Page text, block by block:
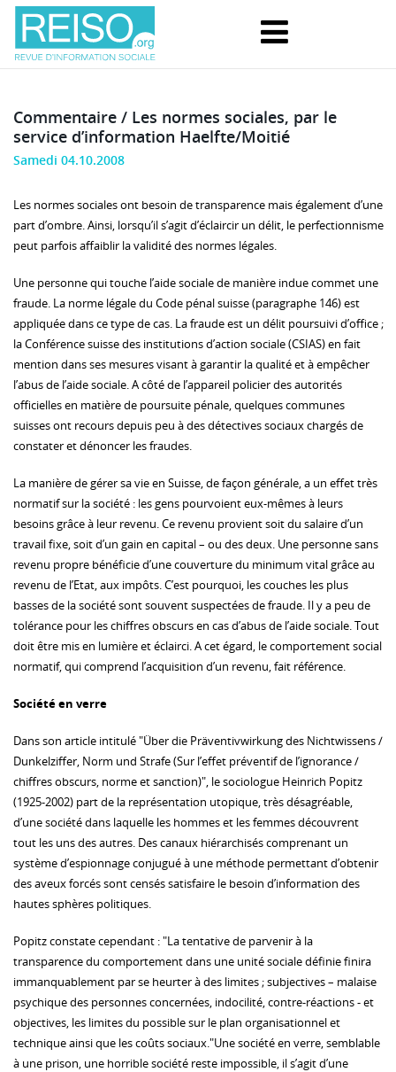
Commentaire / Les normes sociales, par le
service d’information Haelfte/Moitié
Samedi 04.10.2008
Les normes sociales ont besoin de transparence mais également d’une
part d’ombre. Ainsi, lorsqu’il s’agit d’éclaircir un délit, le perfectionnisme
peut parfois affaiblir la validité des normes légales.
Une personne qui touche l’aide sociale de manière indue commet une
fraude. La norme légale du Code pénal suisse (paragraphe 146) est
appliquée dans ce type de cas. La fraude est un délit poursuivi d’office ;
la Conférence suisse des institutions d’action sociale (CSIAS) en fait
mention dans ses mesures visant à garantir la qualité et à empêcher
l’abus de l’aide sociale. A côté de l’appareil policier des autorités
officielles en matière de poursuite pénale, quelques communes
suisses ont recours depuis peu à des détectives sociaux chargés de
constater et dénoncer les fraudes.
La manière de gérer sa vie en Suisse, de façon générale, a un effet très
normatif sur la société : les gens pourvoient eux-mêmes à leurs
besoins grâce à leur revenu. Ce revenu provient soit du salaire d’un
travail fixe, soit d’un gain en capital – ou des deux. Une personne sans
revenu propre bénéficie d’une couverture du minimum vital grâce au
revenu de l’Etat, aux impôts. C’est pourquoi, les couches les plus
basses de la société sont souvent suspectées de fraude. Il y a peu de
tolérance pour les chiffres obscurs en cas d’abus de l’aide sociale. Tout
doit être mis en lumière et éclairci. A cet égard, le comportement social
normatif, qui comprend l’acquisition d’un revenu, fait référence.
Société en verre
Dans son article intitulé "Über die Präventivwirkung des Nichtwissens /
Dunkelziffer, Norm und Strafe (Sur l’effet préventif de l’ignorance /
chiffres obscurs, norme et sanction)", le sociologue Heinrich Popitz
(1925-2002) part de la représentation utopique, très désagréable,
d’une société dans laquelle les hommes et les femmes découvrent
tout les uns des autres. Des canaux hiérarchisés comprenant un
système d’espionnage conjugué à une méthode permettant d’obtenir
des aveux forcés sont censés satisfaire le besoin d’information des
hautes sphères politiques.
Popitz constate cependant : "La tentative de parvenir à la
transparence du comportement dans une unité sociale définie finira
immanquablement par se heurter à des limites ; subjectives – malaise
psychique des personnes concernées, indocilité, contre-réactions - et
objectives, les limites du possible sur le plan organisationnel et
technique ainsi que les coûts sociaux."Une société en verre, semblable
à une prison, une horrible société reste impossible, il s’agit d’une